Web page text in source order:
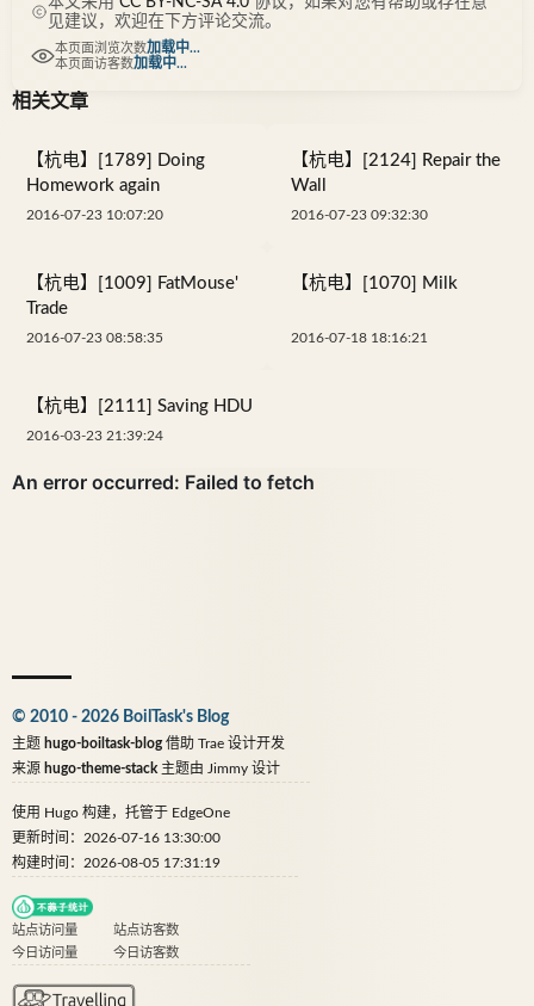
见建议，欢迎在下方评论交流。
本页面浏览次数加载中...
本页面访客数加载中...
相关文章
【杭电】[1789] Doing
Homework again
2016-07-23 10:07:20
【杭电】[2124] Repair the
Wall
2016-07-23 09:32:30
【杭电】[1009] FatMouse'
Trade
2016-07-23 08:58:35
【杭电】[1070] Milk
2016-07-18 18:16:21
【杭电】[2111] Saving HDU
2016-03-23 21:39:24
© 2010 - 2026 BoilTask's Blog
主题 hugo-boiltask-blog借助 Trae 设计开发
来源 hugo-theme-stack 主题由 Jimmy 设计
使用 Hugo 构建，托管于 EdgeOne
更新时间：2026-07-16 13:30:00
构建时间：2026-08-05 17:31:19
站点访问量
站点访客数
今日访问量
今日访客数